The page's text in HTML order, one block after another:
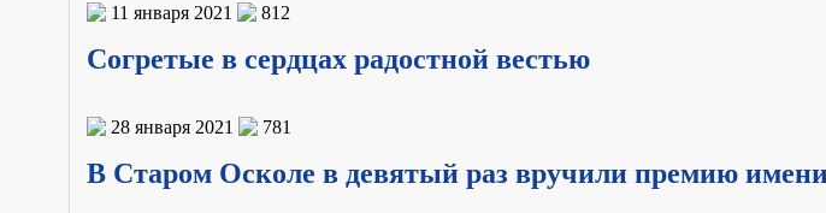
11 января 2021 812
Согретые в сердцах радостной вестью
28 января 2021 781
В Старом Осколе в девятый раз вручили премию